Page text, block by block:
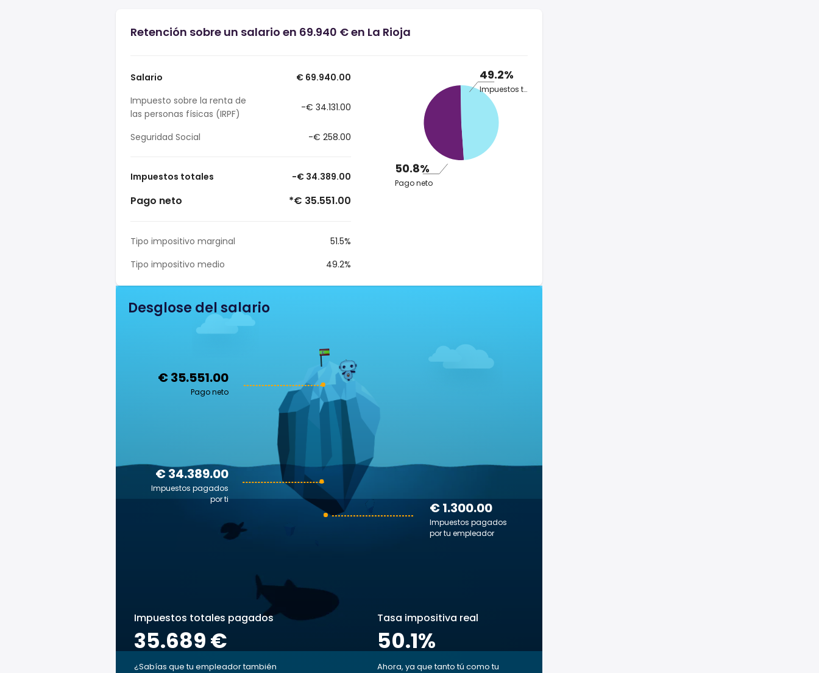
Retención sobre un salario en 69.940 € en La Rioja
Salario
€ 69.940.00
Impuesto sobre la renta de
las personas físicas (IRPF)
-€ 34.131.00
Seguridad Social -€ 258.00
Impuestos totales -€ 34.389.00
Pago neto *€ 35.551.00
Tipo impositivo marginal
51.5%
Tipo impositivo medio
49.2%
49.2%
Impuestos totales
50.8%
Pago neto
Desglose del salario
€ 35.551.00
Pago neto
€ 1.300.00
Impuestos pagados
por tu empleador
€ 34.389.00
Impuestos pagados
por ti
Impuestos totales pagados
35.689 €
¿Sabías que tu empleador también
Tasa impositiva real
50.1%
Ahora, ya que tanto tú como tu